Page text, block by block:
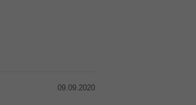
09.09.2020